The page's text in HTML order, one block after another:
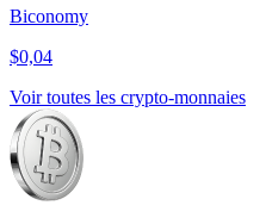
Biconomy
$0,04
Voir toutes les crypto-monnaies